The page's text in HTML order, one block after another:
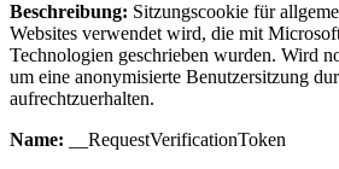
Beschreibung: Sitzungscookie für
Websites verwendet wird, die mit
Technologien geschrieben wurden. Wird
um eine anonymisierte Benutzersitzung
aufrechtzuerhalten.
Name: __RequestVerificationToken